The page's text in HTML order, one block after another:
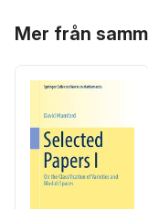
Mer från